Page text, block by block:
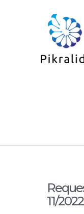
Blog
No. 11/20...
11/2022